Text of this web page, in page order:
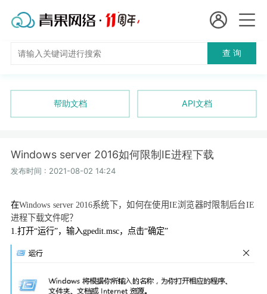
国
短效代理
隧道代理
独享代理
长效代理
进入控制台
退出
查 询
帮助文档 API文档
Windows server 2016如何限制IE进程下载
发布时间 : 2021-08-02 14:24
在Windows server 2016系统下，如何在使用IE浏览器时限制后台IE
进程下载文件呢？
1. 打开“运行”，输入gpedit.msc，点击“确定”